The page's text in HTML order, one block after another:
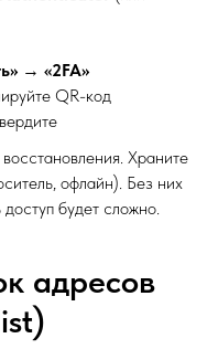
→ «2FA»
QR-код
Храните
офлайн). Без них
будет сложно.
адресов